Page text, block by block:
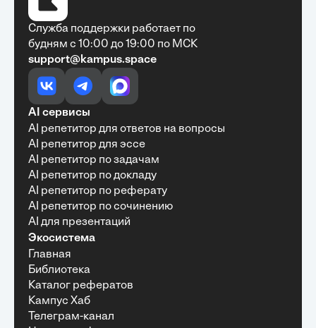
Очень быстро, недорого, качественно,
доступно
Алексей Антонов•27 мая, 2025
Обучение с Кампус Хаб — очень экономит
полезной информации. Рекомендую ...
Рекомендую Кампус АИ всем, кто хочет
учиться эффективно и с комфортом
Марина Щербакова
Пользуюсь сайтом Кампус АИ уже несколько
месяцев и хочу отметить высокий уровень
удобства и информативности. Платформа
отлично подходит как для самостоятельного
обучения, так и для профессионального
подача информации понятная, много практики и
Служба поддержки работает по
будням с 10:00 до 19:00 по МСК
support@kampus.space
AI сервисы
AI репетитор для ответов на вопросы
AI репетитор для эссе
AI репетитор по задачам
AI репетитор по докладу
AI репетитор по реферату
AI репетитор по сочинению
AI для презентаций
Экосистема
Главная
Библиотека
Каталог рефератов
Кампус Хаб
Телеграм-канал